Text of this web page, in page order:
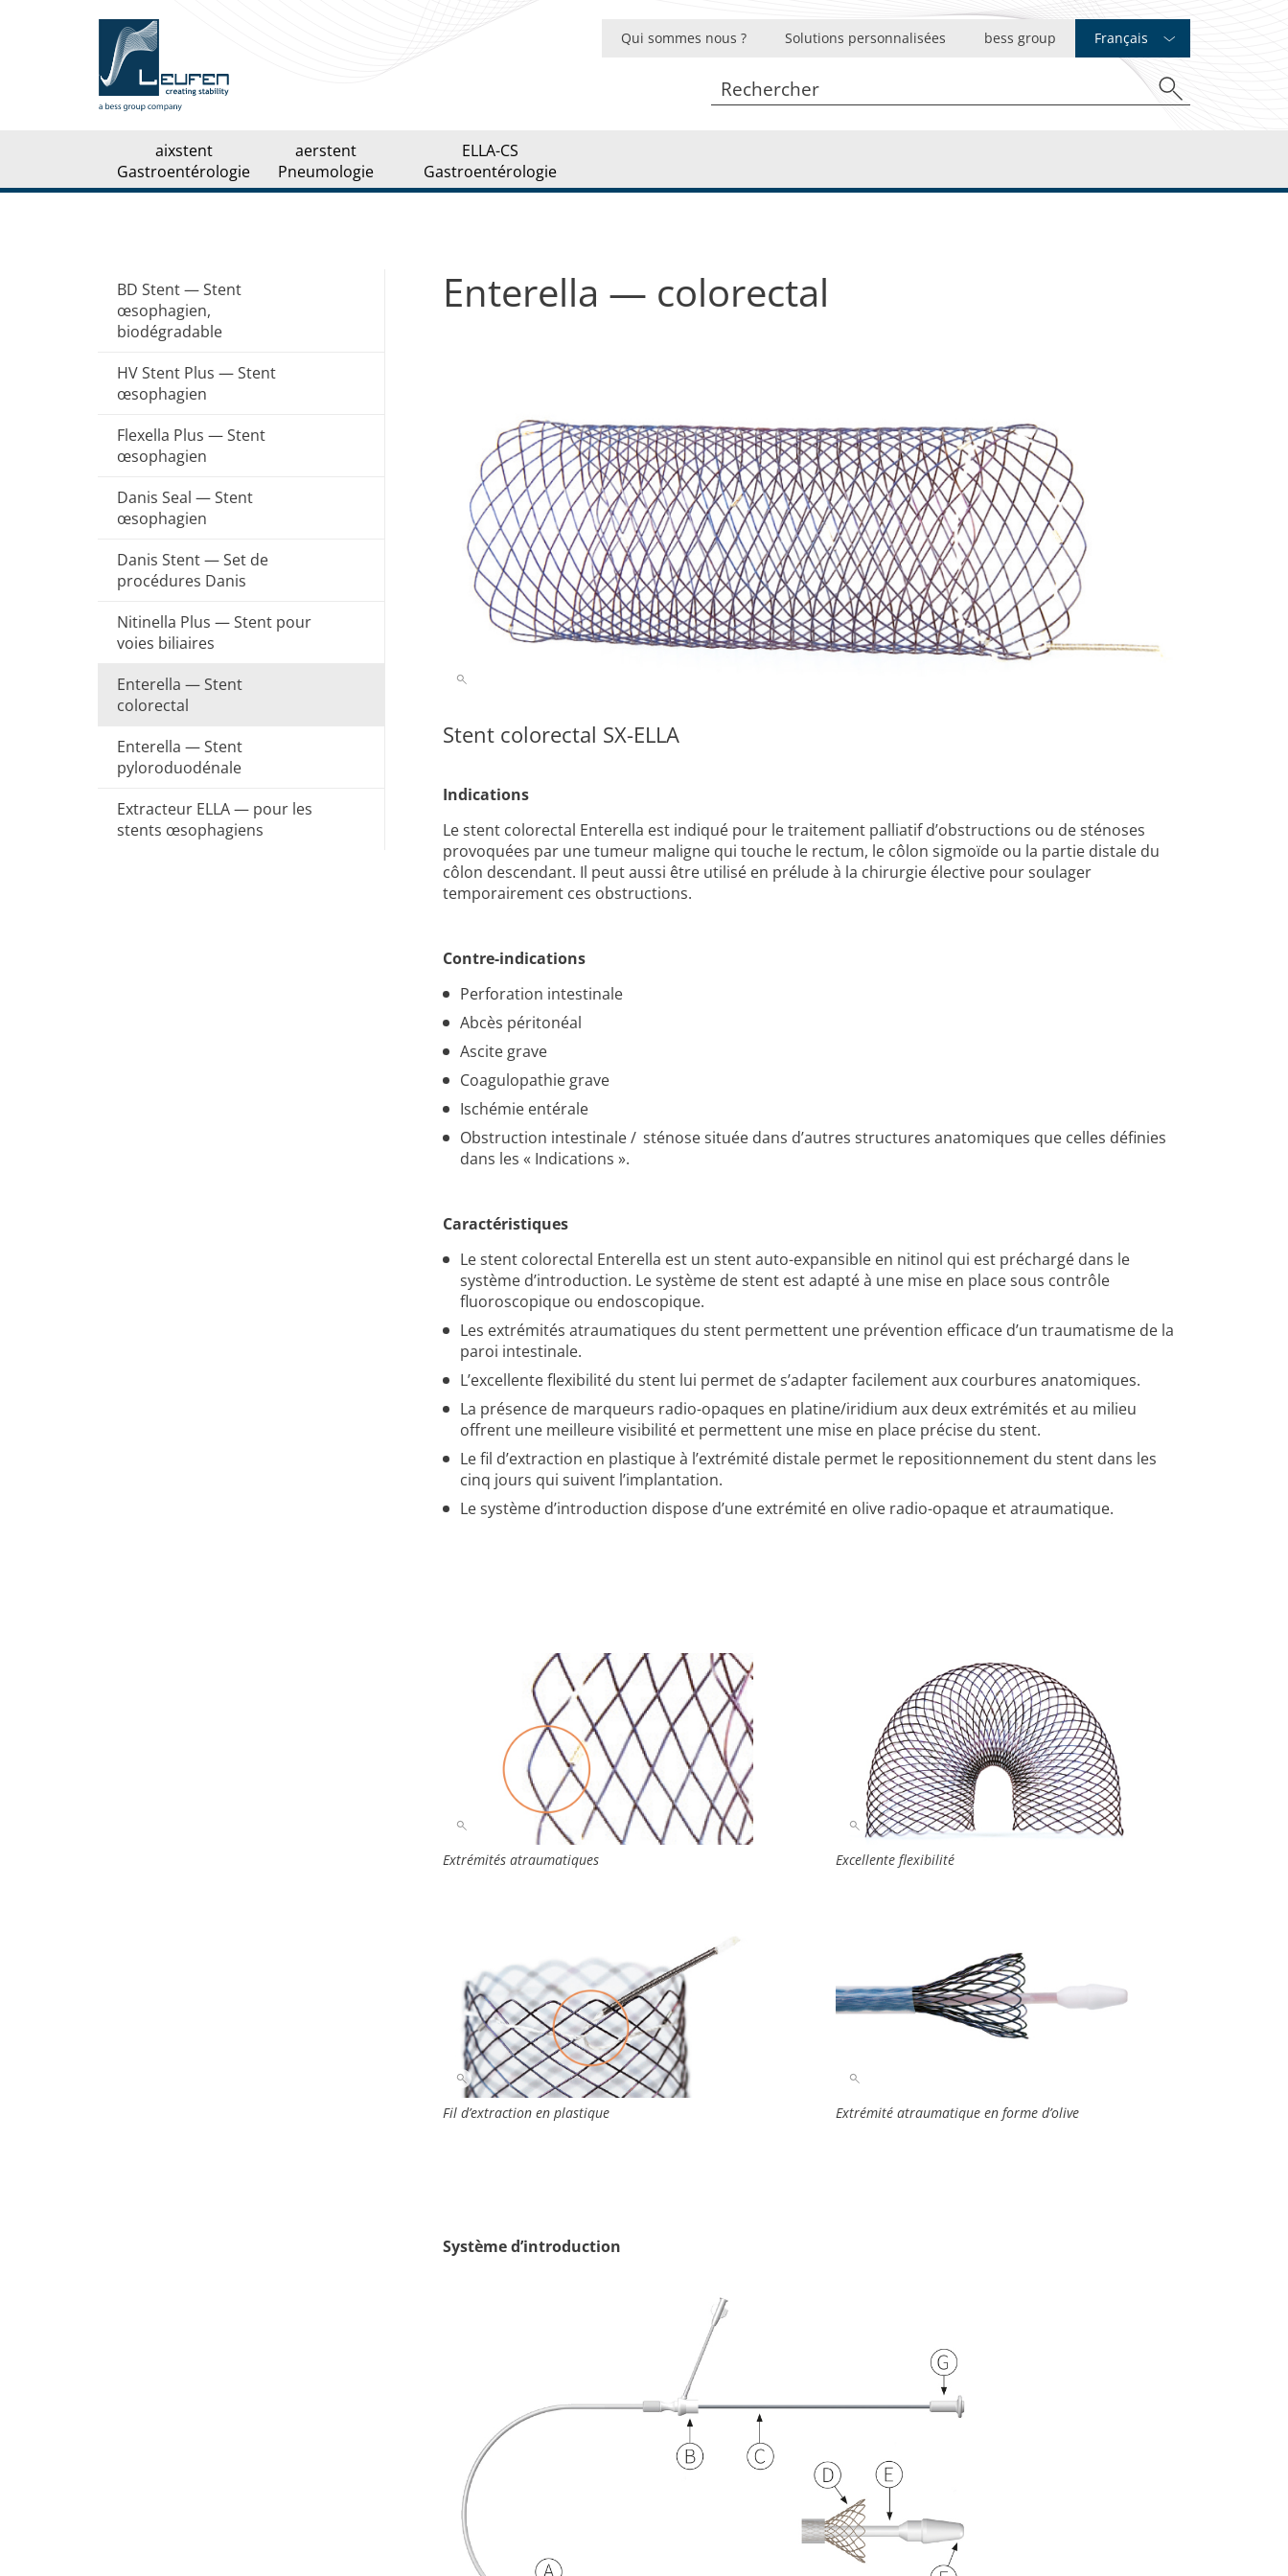
aixstent
Gastroentérologie
aerstent
Pneumologie
Stent trachéo-bronchique
Stent Y pour carina
Stent J pour carina
ELLA-CS
Gastroentérologie
Enterella — Stent colorectal
Enterella — Stent pyloroduodénale
Extracteur ELLA — pour les stents
Qui sommes nous ? Solutions personnalisées bess group Français
BD Stent — Stent
œsophagien,
biodégradable
HV Stent Plus — Stent
œsophagien
Flexella Plus — Stent
œsophagien
Danis Seal — Stent
œsophagien
Danis Stent — Set de
procédures Danis
Nitinella Plus — Stent pour
voies biliaires
Enterella — Stent
colorectal
Enterella — Stent
pyloroduodénale
Extracteur ELLA — pour les
stents œsophagiens
Enterella — colorectal
Stent colorectal SX-ELLA
Indications
Le stent colorectal Enterella est indiqué pour le traitement palliatif d’obstructions ou de sténoses
provoquées par une tumeur maligne qui touche le rectum, le côlon sigmoïde ou la partie distale du
côlon descendant. Il peut aussi être utilisé en prélude à la chirurgie élective pour soulager
temporairement ces obstructions.
Contre-indications
Perforation intestinale
Abcès péritonéal
Ascite grave
Coagulopathie grave
Ischémie entérale
Obstruction intestinale / sténose située dans d’autres structures anatomiques que celles définies
dans les « Indications ».
Caractéristiques
Le stent colorectal Enterella est un stent auto-expansible en nitinol qui est préchargé dans le
système d’introduction. Le système de stent est adapté à une mise en place sous contrôle
fluoroscopique ou endoscopique.
Les extrémités atraumatiques du stent permettent une prévention efficace d’un traumatisme de la
paroi intestinale.
L’excellente flexibilité du stent lui permet de s’adapter facilement aux courbures anatomiques.
La présence de marqueurs radio-opaques en platine/iridium aux deux extrémités et au milieu
offrent une meilleure visibilité et permettent une mise en place précise du stent.
Le fil d’extraction en plastique à l’extrémité distale permet le repositionnement du stent dans les
cinq jours qui suivent l’implantation.
Le système d’introduction dispose d’une extrémité en olive radio-opaque et atraumatique.
Extrémités atraumatiques Excellente flexibilité
Fil d’extraction en plastique Extrémité atraumatique en forme d’olive
Système d’introduction